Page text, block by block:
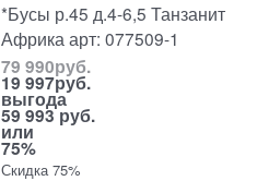
*Бусы р.45 д.4-6,5 Танзанит
Африка арт: 077509-1
79 990руб.
19 997руб.
выгода
59 993 руб.
или
75%
Скидка 75%